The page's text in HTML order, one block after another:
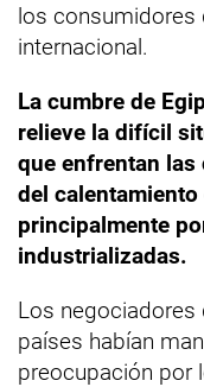
los consumidores
internacional.
La cumbre de
relieve la difícil
que enfrentan las
del
principalmente
industrializadas.
Los negociadores
países habían
preocupación por